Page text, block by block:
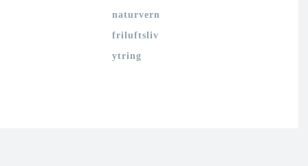
naturvern
friluftsliv
ytring